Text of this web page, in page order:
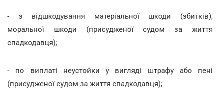
- з відшкодування матеріальної шкоди (збитків),
моральної шкоди (присудженої судом за життя
спадкодавця);
- по виплаті неустойки у вигляді штрафу або пені
(присудженої судом за життя спадкодавця);